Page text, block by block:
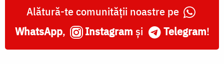
Alătură-te comunității noastre pe
WhatsApp, Instagram și Telegram!